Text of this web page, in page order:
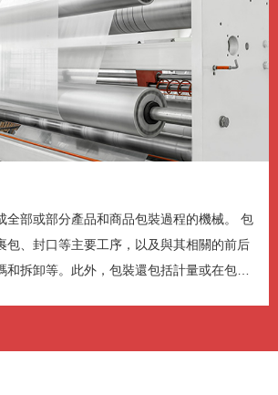
全部或部分產品和商品包裝過程的機械。 包
包、封口等主要工序，以及與其相關的前后
和拆卸等。此外，包裝還包括計量或在包裝